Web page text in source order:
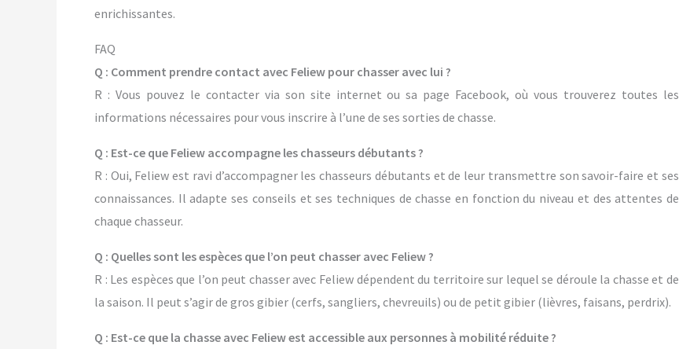
enrichissantes.
FAQ
Q : Comment prendre contact avec Feliew pour chasser avec lui ?
R : Vous pouvez le contacter via son site internet ou sa page Facebook, où vous trouverez toutes les
informations nécessaires pour vous inscrire à l’une de ses sorties de chasse.
Q : Est-ce que Feliew accompagne les chasseurs débutants ?
R : Oui, Feliew est ravi d’accompagner les chasseurs débutants et de leur transmettre son savoir-faire et ses
connaissances. Il adapte ses conseils et ses techniques de chasse en fonction du niveau et des attentes de
chaque chasseur.
Q : Quelles sont les espèces que l’on peut chasser avec Feliew ?
R : Les espèces que l’on peut chasser avec Feliew dépendent du territoire sur lequel se déroule la chasse et de
la saison. Il peut s’agir de gros gibier (cerfs, sangliers, chevreuils) ou de petit gibier (lièvres, faisans, perdrix).
Q : Est-ce que la chasse avec Feliew est accessible aux personnes à mobilité réduite ?